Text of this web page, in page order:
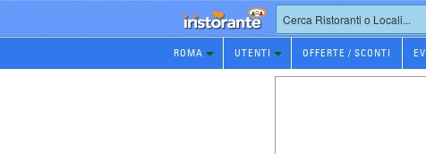
Prenotazione
Ristorante
ROMA UTENTI OFFERTE / SCONTI